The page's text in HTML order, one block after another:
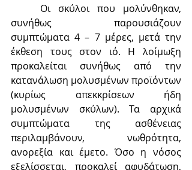
συνήθως παρουσιάζουν
συμπτώματα 4 – 7 μέρες, μετά την
έκθεση τους στον ιό. Η λοίμωξη
προκαλείται συνήθως από την
κατανάλωση μολυσμένων προϊόντων
(κυρίως απεκκρίσεων ήδη
μολυσμένων σκύλων). Τα αρχικά
συμπτώματα της ασθένειας
περιλαμβάνουν, νωθρότητα,
ανορεξία και έμετο. Όσο η νόσος
εξελίσσεται, προκαλεί αφυδάτωση,